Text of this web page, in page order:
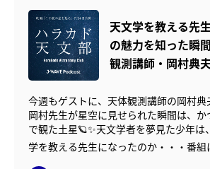
天文学を教える先
の魅力を知った瞬
観測講師・岡村典夫
今週もゲストに、天体観測講師の岡村典
岡村先生が星空に見せられた瞬間は、
で観た土星🪐✨天文学者を夢見た少年は
学を教える先生になったのか・・・番組